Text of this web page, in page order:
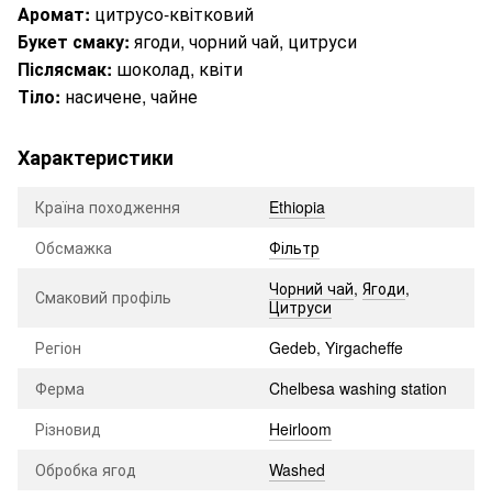
Аромат: цитрусо-квітковий
Букет смаку: ягоди, чорний чай, цитруси
Післясмак: шоколад, квіти
Тіло: насичене, чайне
Характеристики
Країна походження
Ethiopia
Обсмажка
Фільтр
Смаковий профіль Чорний чай, Ягоди,
Цитруси
Регіон
Gedeb, Yirgacheffe
Ферма
Chelbesa washing station
Різновид
Heirloom
Обробка ягод
Washed